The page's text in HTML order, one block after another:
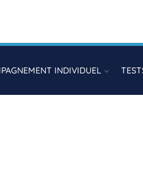
INDIVIDUEL